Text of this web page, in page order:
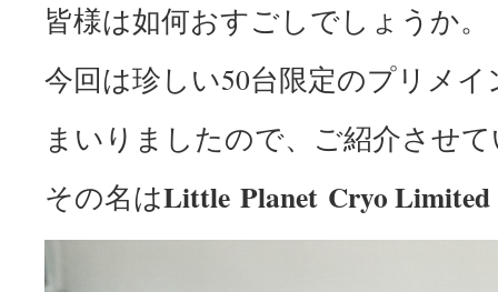
皆様は如何おすごしでしょうか。
今回は珍しい50台限定のプリメ
まいりましたので、ご紹介させ
その名はLittle Planet Cryo Limited